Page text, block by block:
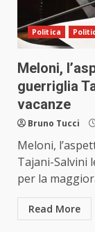
Politica
Meloni,
guerriglia
vacanze
Bruno Tucci
Meloni,
Tajani-Salvini
per la
Read More